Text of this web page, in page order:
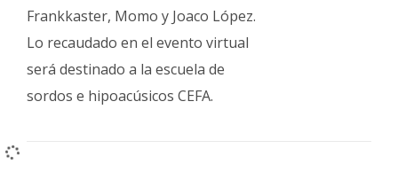
Frankkaster, Momo y Joaco López.
Lo recaudado en el evento virtual
será destinado a la escuela de
sordos e hipoacúsicos CEFA.